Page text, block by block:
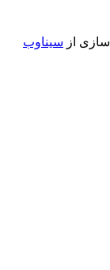
از سیناوب